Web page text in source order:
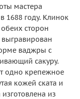
мастера
1688 году. Клинок
сторон
ваджры с
сакуру.
одно крепежное
кожей ската и
из